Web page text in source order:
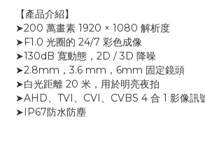
【產品介紹】
➤200 萬畫素 1920 × 1080 解析度
➤F1.0 光圈的 24/7 彩色成像
➤130dB 寬動態，2D / 3D 降噪
➤2.8mm，3.6 mm，6mm 固定鏡頭
➤白光距離 20 米，用於明亮夜拍
➤AHD、TVI、CVI、CVBS 4 合 1 影像訊
➤IP67防水防塵